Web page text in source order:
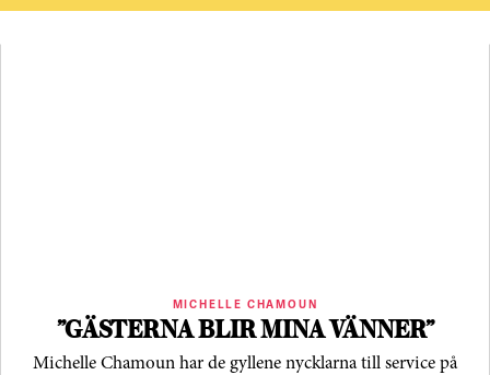
MICHELLE CHAMOUN
”GÄSTERNA BLIR MINA VÄNNER”
Michelle Chamoun har de gyllene nycklarna till service på